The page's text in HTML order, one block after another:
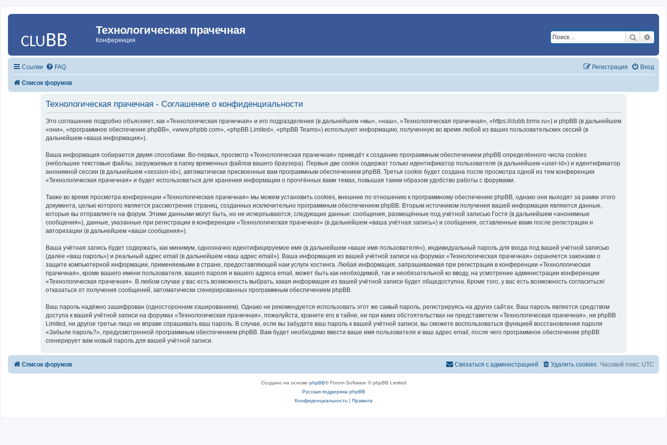
Технологическая прачечная
Конференция Поиск
Ссылки FAQ Вход
Регистрация
Список форумов
Технологическая прачечная - Соглашение о конфиденциальности
Это соглашение подробно объясняет, как «Технологическая прачечная» и его подразделения (в дальнейшем «мы», «наш», «Технологическая прачечная», «https://clubb.brmx.ru») и phpBB (в дальнейшем
«они», «программное обеспечение phpBB», «www.phpbb.com», «phpBB Limited», «phpBB Teams») используют информацию, полученную во время любой из ваших пользовательских сессий (в
дальнейшем «ваша информация»).
Ваша информация собирается двумя способами. Во-первых, просмотр «Технологическая прачечная» приведёт к созданию программным обеспечением phpBB определённого числа cookies
(небольшие текстовые файлы, загружаемые в папку временных файлов вашего браузера). Первые две cookie содержат только идентификатор пользователя (в дальнейшем «user-id») и идентификатор
анонимной сессии (в дальнейшем «session-id»), автоматически присвоенные вам программным обеспечением phpBB. Третья cookie будет создана после просмотра одной из тем конференции
«Технологическая прачечная» и будет использоваться для хранения информации о прочтённых вами темах, повышая таким образом удобство работы с форумами.
Также во время просмотра конференции «Технологическая прачечная» мы можем установить cookies, внешние по отношению к программному обеспечению phpBB, однако они выходят за рамки этого
документа, целью которого является рассмотрение страниц, созданных исключительно программным обеспечением phpBB. Вторым источником получения вашей информации являются данные,
которые вы отправляете на форум. Этими данными могут быть, но не исчерпываются, следующие данные: сообщения, размещённые под учётной записью Гостя (в дальнейшем «анонимные
сообщения»), данные, указанные при регистрации в конференции «Технологическая прачечная» (в дальнейшем «ваша учётная запись») и сообщения, оставленные вами после регистрации и
авторизации (в дальнейшем «ваши сообщения»).
Ваша учётная запись будет содержать, как минимум, однозначно идентифицируемое имя (в дальнейшем «ваше имя пользователя»), индивидуальный пароль для входа под вашей учётной записью
(далее «ваш пароль») и реальный адрес email (в дальнейшем «ваш адрес email»). Ваша информация из вашей учётной записи на форумах «Технологическая прачечная» охраняется законами о
защите компьютерной информации, применяемыми в стране, предоставляющей нам услуги хостинга. Любая информация, запрашиваемая при регистрации в конференции «Технологическая
прачечная», кроме вашего имени пользователя, вашего пароля и вашего адреса email, может быть как необходимой, так и необязательной ко вводу, на усмотрение администрации конференции
«Технологическая прачечная». В любом случае у вас есть возможность выбрать, какая информация из вашей учётной записи будет общедоступна. Кроме того, у вас есть возможность согласиться/
отказаться от получения сообщений, автоматически сгенерированных программным обеспечением phpBB.
Ваш пароль надёжно зашифрован (односторонним хэшированием). Однако не рекомендуется использовать этот же самый пароль, регистрируясь на других сайтах. Ваш пароль является средством
доступа к вашей учётной записи на форумах «Технологическая прачечная», пожалуйста, храните его в тайне, ни при каких обстоятельствах ни представители «Технологическая прачечная», ни phpBB
Limited, ни другое третье лицо не вправе спрашивать ваш пароль. В случае, если вы забудете ваш пароль к вашей учётной записи, вы сможете воспользоваться функцией восстановления пароля
«Забыли пароль?», предусмотренной программным обеспечением phpBB. Вам будет необходимо ввести ваше имя пользователя и ваш адрес email, после чего программное обеспечение phpBB
сгенерирует вам новый пароль для вашей учётной записи.
Список форумов Часовой пояс: UTC
Удалить cookies
Связаться с администрацией
Создано на основе phpBB® Forum Software © phpBB Limited
Русская поддержка phpBB
Конфиденциальность| Правила